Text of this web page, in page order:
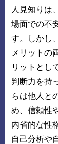
人見知りは
場面での不
す。しかし
メリットの
リットとし
判断力を持
らは他人と
め、信頼性
内省的な性
自己分析や